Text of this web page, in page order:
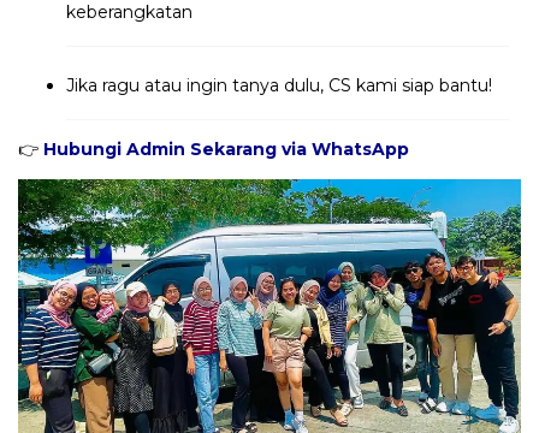
keberangkatan
Jika ragu atau ingin tanya dulu, CS kami siap bantu!
👉 Hubungi Admin Sekarang via WhatsApp